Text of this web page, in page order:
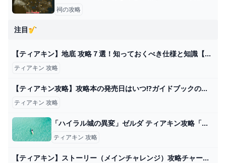
祠の攻略
注目🎷
【ティアキン】地底 攻略７選！知っておくべき仕様と知識【ゼルダの伝説ティアキン】 - YouTube
ティアキン 攻略
【ティアキン攻略】攻略本の発売日はいつ!?ガイドブックの情報 ゲームサーチ
ティアキン 攻略
「ハイラル城の異変」ゼルダ ティアキン攻略「メインチャレンジ編」【ゼルダの伝説ティアーズオブザキングダム攻略】 GameGamingGames
ティアキン 攻略
【ティアキン】ストーリー（メインチャレンジ）攻略チャート【ティアーズオブザキングダム】 - ティアキン攻略Wiki Gamerch